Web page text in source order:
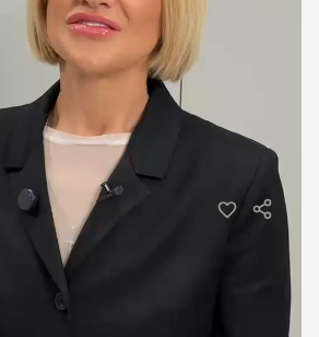
+
Гималиева
по системе быстрых